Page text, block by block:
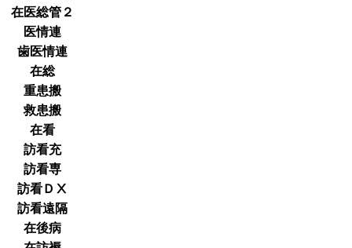
在医総管２
医情連
歯医情連
在総
重患搬
救患搬
在看
訪看充
訪看専
訪看ＤⅩ
訪看遠隔
在後病